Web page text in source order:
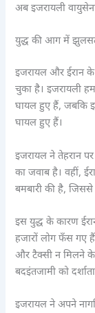
अब इजरायली
युद्ध की आग में
इजरायल और ईरान
चुका है। इजरायली
घायल हुए हैं, जबकि
घायल हुए हैं।
इजरायल ने तेहरान
का जवाब है। वहीं,
बमबारी की है,
इस युद्ध के कारण
हजारों लोग फँस गए
और टैक्सी न मिलने के
बदइंतजामी को
इजरायल ने अपने